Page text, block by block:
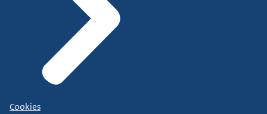
Cookies